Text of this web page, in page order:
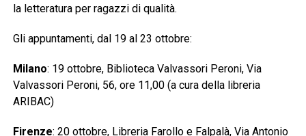
la letteratura per ragazzi di qualità.
Gli appuntamenti, dal 19 al 23 ottobre:
Milano: 19 ottobre, Biblioteca Valvassori Peroni, Via
Valvassori Peroni, 56, ore 11,00 (a cura della libreria
ARIBAC)
Firenze: 20 ottobre, Libreria Farollo e Falpalà, Via Antonio